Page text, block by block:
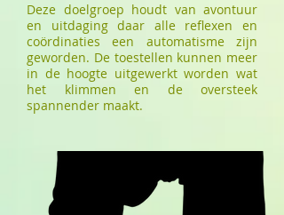
Deze doelgroep houdt van avontuur
en uitdaging daar alle reflexen en
coördinaties een automatisme zijn
geworden. De toestellen kunnen meer
in de hoogte uitgewerkt worden wat
het klimmen en de oversteek
spannender maakt.